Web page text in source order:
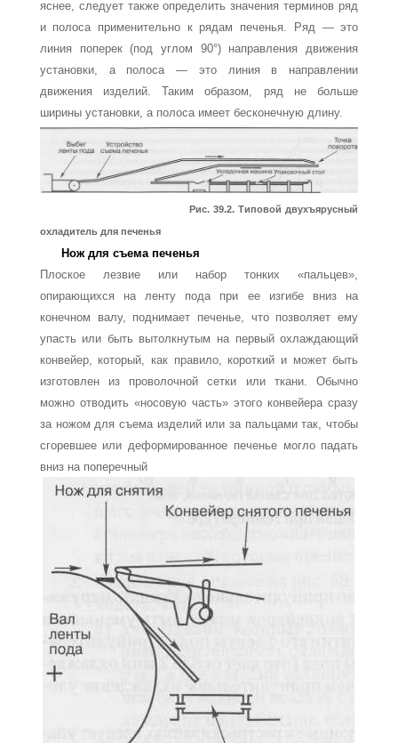
яснее, следует также определить значения терминов ряд
и полоса применительно к рядам печенья. Ряд — это
линия поперек (под углом 90°) направления движения
установки, а полоса — это линия в направлении
движения изделий. Таким образом, ряд не больше
ширины установки, а полоса имеет бесконечную длину.
Рис. 39.2. Типовой двухъярусный
охладитель для печенья
Нож для съема печенья
Плоское лезвие или набор тонких «пальцев»,
опирающихся на ленту пода при ее изги­бе вниз на
конечном валу, поднимает печенье, что позволяет ему
упасть или быть вы­толкнутым на первый охлаждающий
конвейер, который, как правило, короткий и может быть
изготовлен из проволочной сетки или ткани. Обычно
можно отводить «носовую часть» этого конвейера сразу
за ножом для съема изделий или за пальцами так, чтобы
сгоревшее или деформированное печенье могло падать
вниз на поперечный